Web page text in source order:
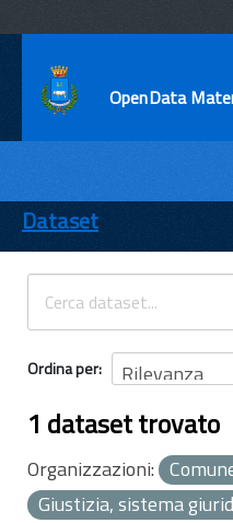
OpenData
ENTI
TEMI
INFORMAZIONI
Dataset
Ordina per
1 dataset trovato
Organizzazioni:
Giustizia, sistema